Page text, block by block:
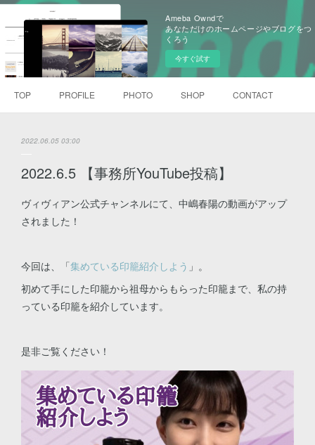
Ameba Owndで
あなただけのホームページやブログをつ
くろう
今すぐ試す
TOP PROFILE PHOTO SHOP CONTACT
2022.06.05 03:00
2022.6.5 【事務所YouTube投稿】
ヴィヴィアン公式チャンネルにて、中嶋春陽の動画がアップ
されました！
今回は、「集めている印籠紹介しよう 」。
初めて手にした印籠から祖母からもらった印籠まで、私の持
っている印籠を紹介しています。
是非ご覧ください！